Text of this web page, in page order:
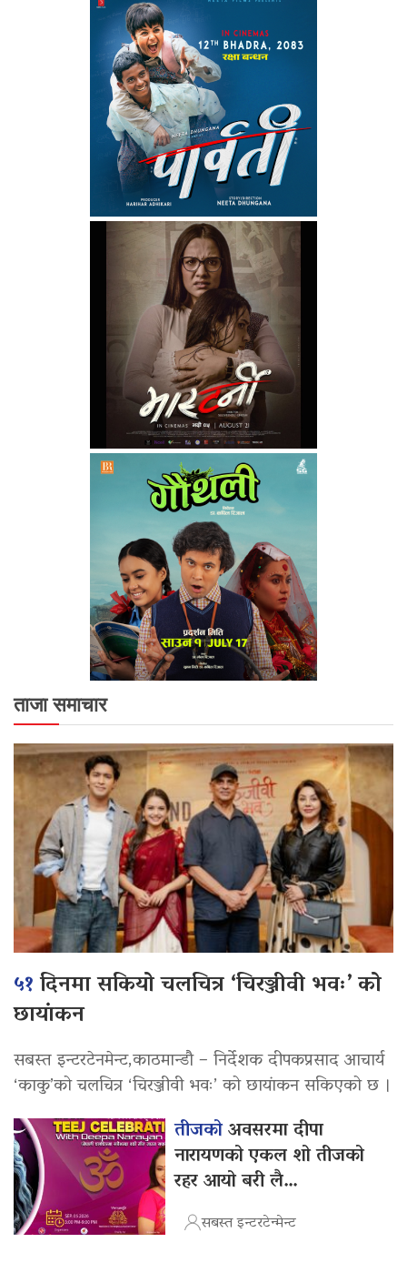
ताजा समाचार
५१दिनमा सकियो चलचित्र ‘चिरञ्जीवी भवः’ को
छायांकन
सबस्त इन्टरटेनमेन्ट,काठमान्डौ – निर्देशक दीपकप्रसाद आचार्य
‘काकु’को चलचित्र ‘चिरञ्जीवी भवः’ को छायांकन सकिएको छ ।
तीजकोअवसरमा दीपा
नारायणको एकल शो तीजको
रहर आयो बरी लै…
सबस्त इन्टरटेन्मेन्ट